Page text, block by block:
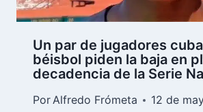
Un par de jugadores
béisbol piden la baja en
decadencia de la Serie
PorAlfredo Frómeta 12 de